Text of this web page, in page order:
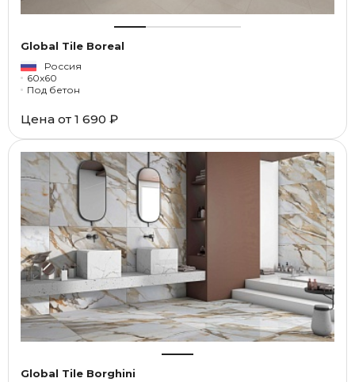
Global Tile Boreal
Россия
60x60
Под бетон
Цена от 1 690 ₽
Global Tile Borghini